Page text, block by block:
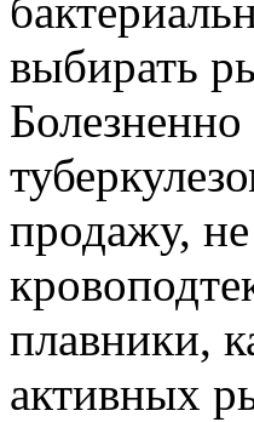
выбирать
продажу,
плавники,
активных